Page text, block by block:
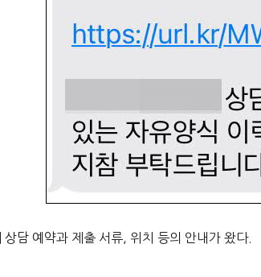
상담 예약과 제출 서류, 위치 등의 안내가 왔다.